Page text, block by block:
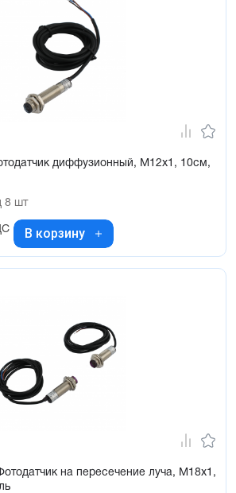
диффузионный, М12х1, 10см,
8 шт
В корзину
на пересечение луча, М18х1,